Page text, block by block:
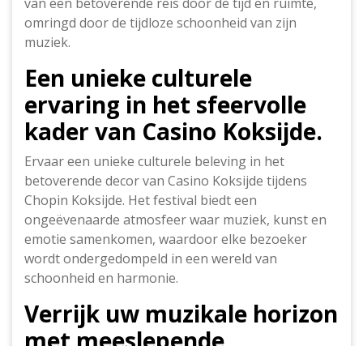
omringd door de tijdloze schoonheid van zijn
muziek.
Een unieke culturele
ervaring in het sfeervolle
kader van Casino Koksijde.
Ervaar een unieke culturele beleving in het
betoverende decor van Casino Koksijde tijdens
Chopin Koksijde. Het festival biedt een
ongeëvenaarde atmosfeer waar muziek, kunst en
emotie samenkomen, waardoor elke bezoeker
wordt ondergedompeld in een wereld van
schoonheid en harmonie.
Verrijk uw muzikale horizon